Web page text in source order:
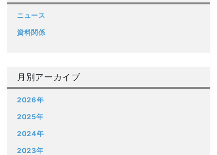
ニュース
資料関係
月別アーカイブ
2026年
2025年
2024年
2023年